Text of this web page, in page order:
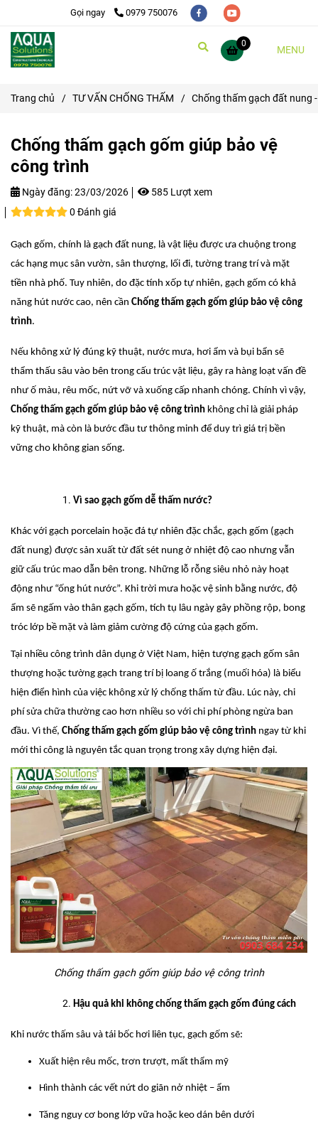
Gọi ngay 0979 750076
0
MENU
Trang chủ / TƯ VẤN CHỐNG THẤM / Chống thấm gạch đất nung
Chống thấm gạch gốm giúp bảo vệ
công trình
Ngày đăng:23/03/2026
585 Lượt xem
0 Đánh giá
Gạch gốm, chính là gạch đất nung, là vật liệu được ưa chuộng trong
các hạng mục sân vườn, sân thượng, lối đi, tường trang trí và mặt
tiền nhà phố. Tuy nhiên, do đặc tính xốp tự nhiên, gạch gốm có khả
năng hút nước cao, nên cần Chống thấm gạch gốm giúp bảo vệ công
trình.
Nếu không xử lý đúng kỹ thuật, nước mưa, hơi ẩm và bụi bẩn sẽ
thẩm thấu sâu vào bên trong cấu trúc vật liệu, gây ra hàng loạt vấn đề
như ố màu, rêu mốc, nứt vỡ và xuống cấp nhanh chóng. Chính vì vậy,
Chống thấm gạch gốm giúp bảo vệ công trình không chỉ là giải pháp
kỹ thuật, mà còn là bước đầu tư thông minh để duy trì giá trị bền
vững cho không gian sống.
Vì sao gạch gốm dễ thấm nước?
Khác với gạch porcelain hoặc đá tự nhiên đặc chắc, gạch gốm (gạch
đất nung) được sản xuất từ đất sét nung ở nhiệt độ cao nhưng vẫn
giữ cấu trúc mao dẫn bên trong. Những lỗ rỗng siêu nhỏ này hoạt
động như “ống hút nước”. Khi trời mưa hoặc vệ sinh bằng nước, độ
ẩm sẽ ngấm vào thân gạch gốm, tích tụ lâu ngày gây phồng rộp, bong
tróc lớp bề mặt và làm giảm cường độ cứng của gạch gốm.
Tại nhiều công trình dân dụng ở Việt Nam, hiện tượng gạch gốm sân
thượng hoặc tường gạch trang trí bị loang ố trắng (muối hóa) là biểu
hiện điển hình của việc không xử lý chống thấm từ đầu. Lúc này, chi
phí sửa chữa thường cao hơn nhiều so với chi phí phòng ngừa ban
đầu. Vì thế, Chống thấm gạch gốm giúp bảo vệ công trình ngay từ khi
mới thi công là nguyên tắc quan trọng trong xây dựng hiện đại.
Chống thấm gạch gốm giúp bảo vệ công trình
Hậu quả khi không chống thấm gạch gốm đúng cách
Khi nước thấm sâu và tái bốc hơi liên tục, gạch gốm sẽ:
Xuất hiện rêu mốc, trơn trượt, mất thẩm mỹ
Hình thành các vết nứt do giãn nở nhiệt – ẩm
Tăng nguy cơ bong lớp vữa hoặc keo dán bên dưới